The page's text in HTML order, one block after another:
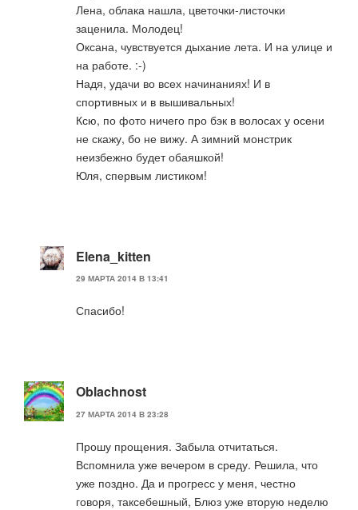
Лена, облака нашла, цветочки-листочки
заценила. Молодец!
Оксана, чувствуется дыхание лета. И на улице и
на работе. :-)
Надя, удачи во всех начинаниях! И в
спортивных и в вышивальных!
Ксю, по фото ничего про бэк в волосах у осени
не скажу, бо не вижу. А зимний монстрик
неизбежно будет обаяшкой!
Юля, спервым листиком!
Elena_kitten
29 МАРТА 2014 В 13:41
Спасибо!
Oblachnost
27 МАРТА 2014 В 23:28
Прошу прощения. Забыла отчитаться.
Вспомнила уже вечером в среду. Решила, что
уже поздно. Да и прогресс у меня, честно
говоря, таксебешный, Блюз уже вторую неделю